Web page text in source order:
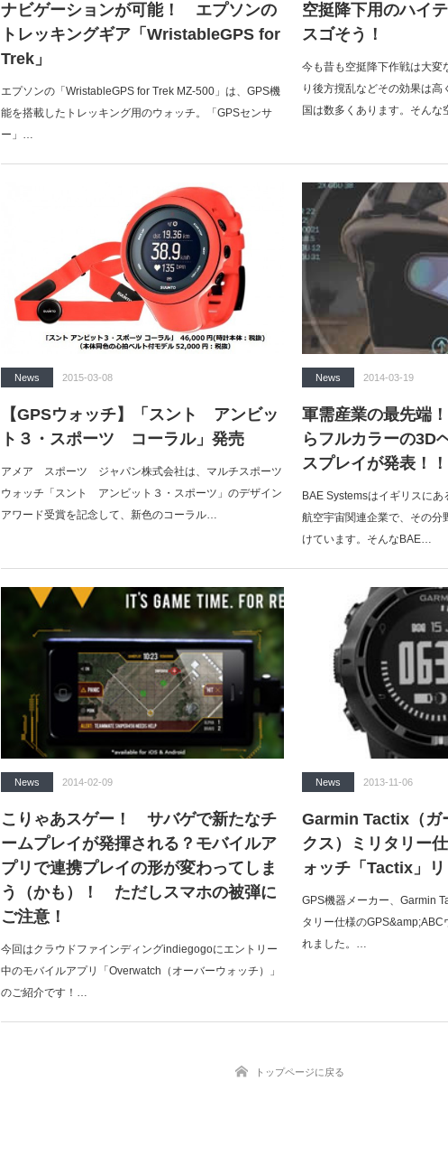
ナビゲーションが可能！ エプソンの
トレッキングギア「WristableGPS for
Trek」
エプソンの「WristableGPS for Trek MZ-500」は、GPS機
能を搭載したトレッキング用のウォッチ。「GPSセンサ
ー」…
空挺降下用のハイ
スゴそう！
今も昔も空挺降下作戦は大変
り後方撹乱などその効果は
国は数多くあります。そん
News 2015-03-08
【GPSウォッチ】「スント アンビッ
ト３・スポーツ コーラル」発売
アメア スポーツ ジャパン株式会社は、マルチスポーツ
ウォッチ「スント アンビット３・スポーツ」のデザイン
アワード受賞を記念して、新色のコーラル…
News 2014-03-19
軍需産業の最先端
らフルカラーの3D
スプレイが発表！！
BAE Systemsはイギリスにあ
航空宇宙関連企業で、その分
けています。そんなBAE…
News 2014-02-09
こりゃあスゲー！ サバゲで新たなチ
ームプレイが発揮される？モバイルア
プリで連携プレイの形が変わってしま
う（かも）！ ただしスマホの被弾に
ご注意！
今回はクラウドファインディングindiegogoにエントリー
中のモバイルアプリ「Overwatch（オーバーウォッチ）」
のご紹介です！…
News 2013-11-06
Garmin Tactix（ガ
クス）ミリタリー
ォッチ「Tactix」
GPS機器メーカー、Garmin
タリー仕様のGPS&amp;ABC
れました。…
トップページに戻る